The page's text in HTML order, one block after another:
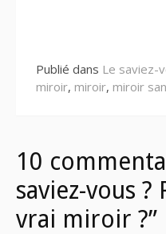
Publié dans Le saviez-
miroir, miroir, miroir
10
saviez-vous
vrai miroir ?”